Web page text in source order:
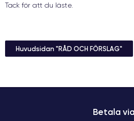
Tack för att du läste.
Huvudsidan "RÅD OCH FÖRSLAG"
Betala via